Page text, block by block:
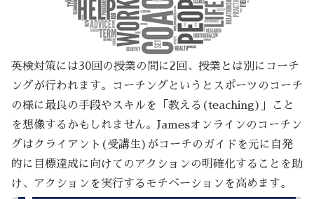
英検対策には30回の授業の間に2回、授業とは別にコーチ
ングが行われます。コーチングというとスポーツのコーチ
の様に最良の手段やスキルを「教える(teaching)」こと
を想像するかもしれません。Jamesオンラインのコーチン
グはクライアント(受講生)がコーチのガイドを元に自発
的に目標達成に向けてのアクションの明確化することを助
け、アクションを実行するモチベーションを高めます。